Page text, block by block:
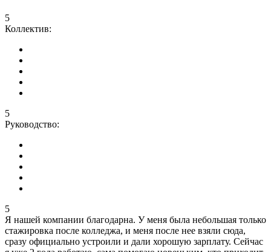
5
Коллектив:
5
Руководство:
5
Я нашей компании благодарна. У меня была небольшая только
стажировка после колледжа, и меня после нее взяли сюда,
сразу официально устроили и дали хорошую зарплату. Сейчас